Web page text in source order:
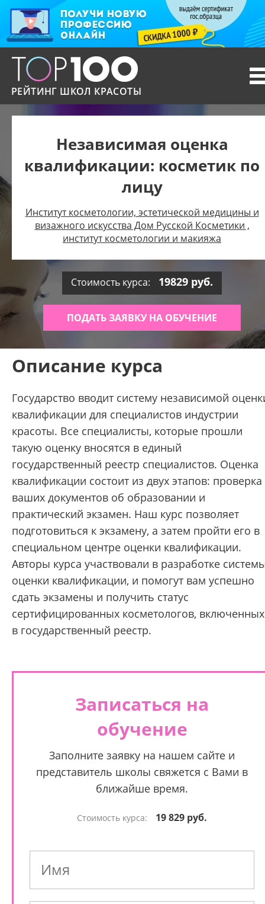
РЕЙТИНГ ШКОЛ КРАСОТЫ
Независимая оценка
квалификации: косметик по
лицу
Институт косметологии, эстетической медицины и
визажного искусства Дом Русской Косметики ,
институт косметологии и макияжа
Стоимость курса: 19829 руб.
ПОДАТЬ ЗАЯВКУ НА ОБУЧЕНИЕ
Описание курса
Государство вводит систему независимой
квалификации для специалистов индустрии
красоты. Все специалисты, которые прошли
такую оценку вносятся в единый
государственный реестр специалистов. Оценка
квалификации состоит из двух этапов: проверка
ваших документов об образовании и
практический экзамен. Наш курс позволяет
подготовиться к экзамену, а затем пройти его в
специальном центре оценки квалификации.
Авторы курса участвовали в разработке
оценки квалификации, и помогут вам успешно
сдать экзамены и получить статус
сертифицированных косметологов, включенных
в государственный реестр.
Записаться на
обучение
Заполните заявку на нашем сайте и
представитель школы свяжется с Вами в
ближайше время.
Стоимость курса: 19 829 руб.